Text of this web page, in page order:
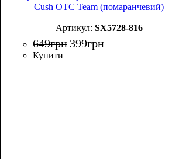
Cush OTC Team (помаранчевий)
SX5728-816
649грн 399грн
Купити